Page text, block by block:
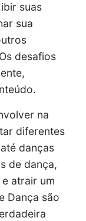
suas
sua
desafios
na
diferentes
danças
de dança,
atrair um
Dança são